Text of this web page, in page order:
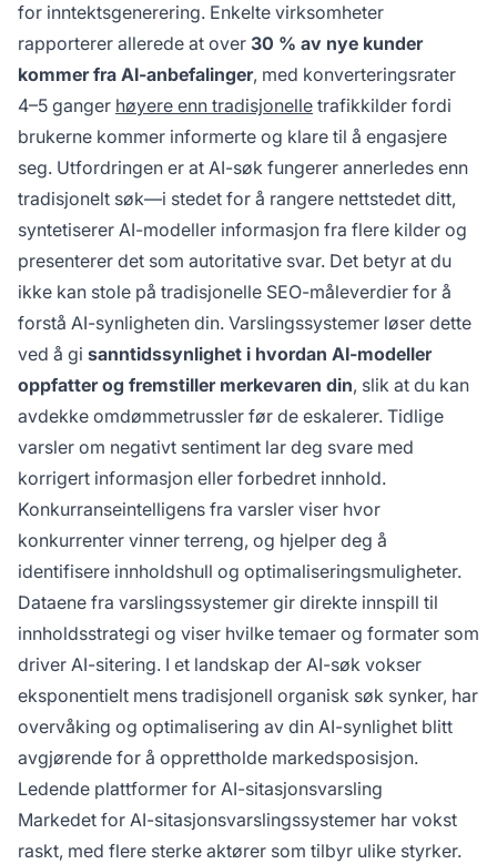
for inntektsgenerering. Enkelte virksomheter
rapporterer allerede at over 30 % av nye kunder
kommer fra AI-anbefalinger, med konverteringsrater
4–5 ganger høyere enn tradisjonelle trafikkilder fordi
brukerne kommer informerte og klare til å engasjere
seg. Utfordringen er at AI-søk fungerer annerledes enn
tradisjonelt søk—i stedet for å rangere nettstedet ditt,
syntetiserer AI-modeller informasjon fra flere kilder og
presenterer det som autoritative svar. Det betyr at du
ikke kan stole på tradisjonelle SEO-måleverdier for å
forstå AI-synligheten din. Varslingssystemer løser dette
ved å gi sanntidssynlighet i hvordan AI-modeller
oppfatter og fremstiller merkevaren din, slik at du kan
avdekke omdømmetrussler før de eskalerer. Tidlige
varsler om negativt sentiment lar deg svare med
korrigert informasjon eller forbedret innhold.
Konkurranseintelligens fra varsler viser hvor
konkurrenter vinner terreng, og hjelper deg å
identifisere innholdshull og optimaliseringsmuligheter.
Dataene fra varslingssystemer gir direkte innspill til
innholdsstrategi og viser hvilke temaer og formater som
driver AI-sitering. I et landskap der AI-søk vokser
eksponentielt mens tradisjonell organisk søk synker, har
overvåking og optimalisering av din AI-synlighet blitt
avgjørende for å opprettholde markedsposisjon.
Ledende plattformer for AI-sitasjonsvarsling
Markedet for AI-sitasjonsvarslingssystemer har vokst
raskt, med flere sterke aktører som tilbyr ulike styrker.